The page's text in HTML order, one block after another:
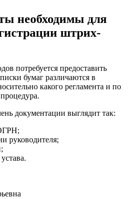
необходимы для
штрих-
потребуется предоставить
бумаг различаются в
какого регламента и по
документации выглядит так:
руководителя;